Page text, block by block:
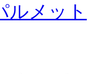
ルメット